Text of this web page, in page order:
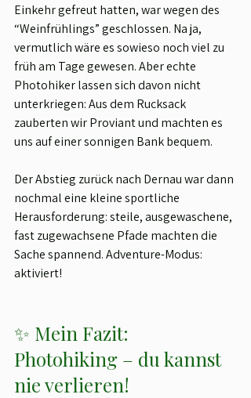
Einkehr gefreut hatten, war wegen des
“Weinfrühlings” geschlossen. Na ja,
vermutlich wäre es sowieso noch viel zu
früh am Tage gewesen. Aber echte
Photohiker lassen sich davon nicht
unterkriegen: Aus dem Rucksack
zauberten wir Proviant und machten es
uns auf einer sonnigen Bank bequem.
Der Abstieg zurück nach Dernau war dann
nochmal eine kleine sportliche
Herausforderung: steile, ausgewaschene,
fast zugewachsene Pfade machten die
Sache spannend. Adventure-Modus:
aktiviert!
✨ Mein Fazit:
Photohiking – du kannst
nie verlieren!